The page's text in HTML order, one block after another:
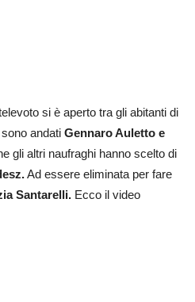
si è aperto tra gli abitanti di
andati Gennaro Auletto e
gli altri naufraghi hanno scelto di
Ad essere eliminata per fare
Santarelli. Ecco il video